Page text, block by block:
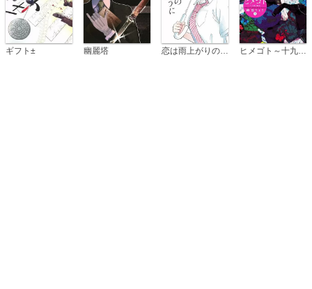
ギフト± 幽麗塔 ヒメゴト～十九歳の制服～